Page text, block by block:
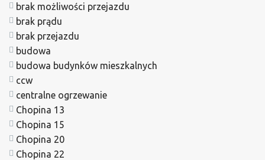
brak możliwości przejazdu
brak prądu
brak przejazdu
budowa
budowa budynków mieszkalnych
ccw
centralne ogrzewanie
Chopina 13
Chopina 15
Chopina 20
Chopina 22